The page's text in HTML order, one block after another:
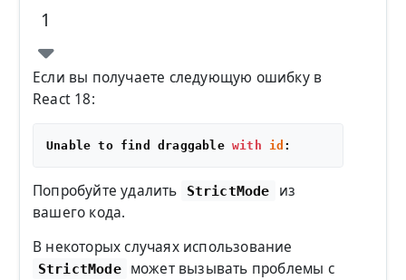
1
Если вы получаете следующую ошибку в
React 18:
Unable to find draggable with id
Попробуйте удалить StrictMode
из
вашего кода.
В некоторых случаях использование
StrictMode
может вызывать проблемы с